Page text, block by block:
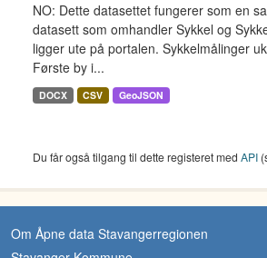
NO: Dette datasettet fungerer som en
datasett som omhandler Sykkel og
ligger ute på portalen. Sykkelmålinger
Første by i...
DOCX CSV GeoJSON
Du får også tilgang til dette registeret med API
Om Åpne data Stavangerregionen